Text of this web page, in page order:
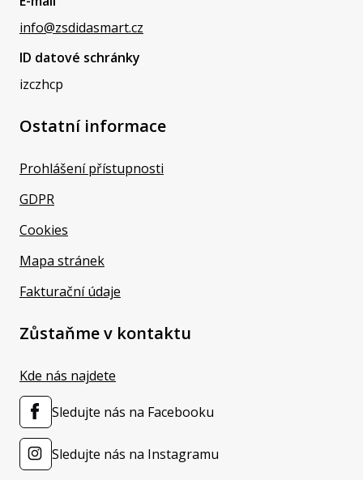
info@zsdidasmart.cz
ID datové schránky
izczhcp
Ostatní informace
Prohlášení přístupnosti
GDPR
Cookies
Mapa stránek
Fakturační údaje
Zůstaňme v kontaktu
Kde nás najdete
Sledujte nás na Facebooku
Sledujte nás na Instagramu